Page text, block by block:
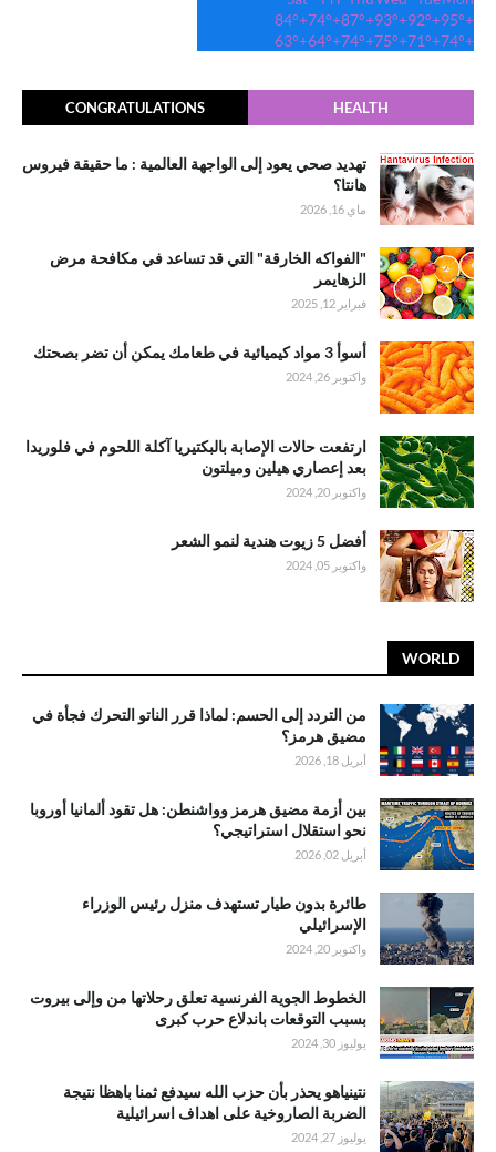
+
95°
+
92°
+
93°
+
87°
+
74°
+
84°
+
74°
+
71°
+
75°
+
74°
+
64°
+
63°
HEALTH
CONGRATULATIONS
تهديد صحي يعود إلى الواجهة العالمية : ما حقيقة فيروس
هانتا؟
ماي 16, 2026
"الفواكه الخارقة" التي قد تساعد في مكافحة مرض
الزهايمر
فبراير 12, 2025
أسوأ 3 مواد كيميائية في طعامك يمكن أن تضر بصحتك
واكتوبر 26, 2024
ارتفعت حالات الإصابة بالبكتيريا آكلة اللحوم في فلوريدا
بعد إعصاري هيلين وميلتون
واكتوبر 20, 2024
أفضل 5 زيوت هندية لنمو الشعر
واكتوبر 05, 2024
WORLD
من التردد إلى الحسم: لماذا قرر الناتو التحرك فجأة في
مضيق هرمز؟
أبريل 18, 2026
بين أزمة مضيق هرمز وواشنطن: هل تقود ألمانيا أوروبا
نحو استقلال استراتيجي؟
أبريل 02, 2026
طائرة بدون طيار تستهدف منزل رئيس الوزراء
الإسرائيلي
واكتوبر 20, 2024
الخطوط الجوية الفرنسية تعلق رحلاتها من وإلى بيروت
بسبب التوقعات باندلاع حرب كبرى
يوليوز 30, 2024
نتينياهو يحذر بأن حزب الله سيدفع ثمنا باهظا نتيجة
الضربة الصاروخية على اهداف اسرائيلية
يوليوز 27, 2024